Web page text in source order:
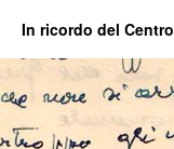
In ricordo del